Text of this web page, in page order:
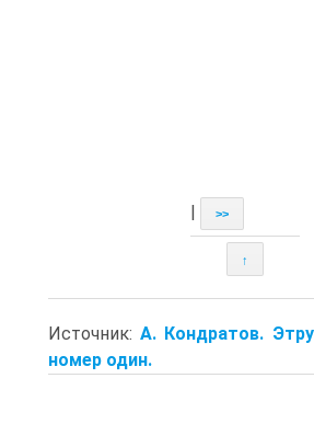
>>
↑
Источник:А. Кондратов.
номер один.